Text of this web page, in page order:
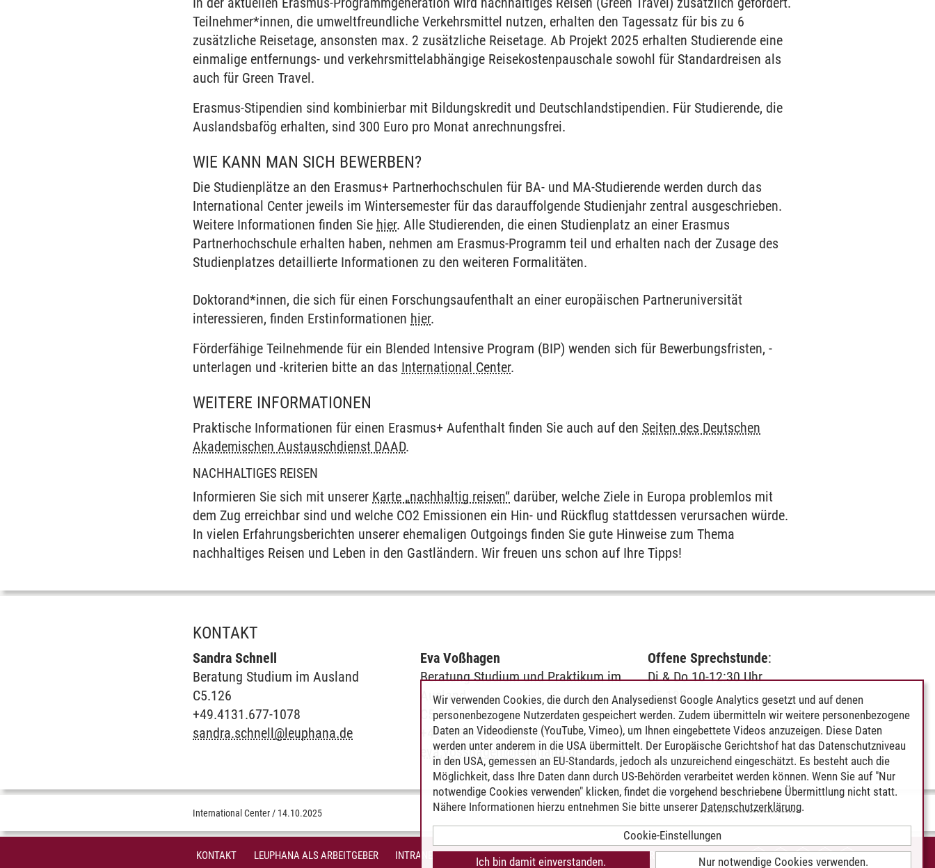
Teilnehmer*innen, die umweltfreundliche Verkehrsmittel nutzen, erhalten den Tagessatz für bis zu 6
zusätzliche Reisetage, ansonsten max. 2 zusätzliche Reisetage. Ab Projekt 2025 erhalten Studierende eine
einmalige entfernungs- und verkehrsmittelabhängige Reisekostenpauschale sowohl für Standardreisen als
auch für Green Travel.
Erasmus-Stipendien sind kombinierbar mit Bildungskredit und Deutschlandstipendien. Für Studierende, die
Auslandsbafög erhalten, sind 300 Euro pro Monat anrechnungsfrei.
WIE KANN MAN SICH BEWERBEN?
Die Studienplätze an den Erasmus+ Partnerhochschulen für BA- und MA-Studierende werden durch das
International Center jeweils im Wintersemester für das darauffolgende Studienjahr zentral ausgeschrieben.
Weitere Informationen finden Sie hier. Alle Studierenden, die einen Studienplatz an einer Erasmus
Partnerhochschule erhalten haben, nehmen am Erasmus-Programm teil und erhalten nach der Zusage des
Studienplatzes detaillierte Informationen zu den weiteren Formalitäten.
Doktorand*innen, die sich für einen Forschungsaufenthalt an einer europäischen Partneruniversität
interessieren, finden Erstinformationen hier.
Förderfähige Teilnehmende für ein Blended Intensive Program (BIP) wenden sich für Bewerbungsfristen, -
unterlagen und -kriterien bitte an das International Center.
WEITERE INFORMATIONEN
Praktische Informationen für einen Erasmus+ Aufenthalt finden Sie auch auf den Seiten des Deutschen
Akademischen Austauschdienst DAAD.
NACHHALTIGES REISEN
Informieren Sie sich mit unserer Karte „nachhaltig reisen“ darüber, welche Ziele in Europa problemlos mit
dem Zug erreichbar sind und welche CO2 Emissionen ein Hin- und Rückflug stattdessen verursachen würde.
In vielen Erfahrungsberichten unserer ehemaligen Outgoings finden Sie gute Hinweise zum Thema
nachhaltiges Reisen und Leben in den Gastländern. Wir freuen uns schon auf Ihre Tipps!
KONTAKT
Sandra Schnell
Beratung Studium im Ausland
C5.126
+49.4131.677-1078
sandra.schnell@leuphana.de
Eva Voßhagen
Beratung Studium und Praktikum im
Ausland
C5.127
+49.4131.677-1073
eva.vosshagen@leuphana.de
Offene Sprechstunde:
Di & Do 10-12:30 Uhr
C5.138
International Center / 14.10.2025
KONTAKT LEUPHANA ALS ARBEITGEBER INTRANET IMPRESSUM DATENSCHUTZ BARRIEREFREIHEIT
Wir verwenden Cookies, die durch den Analysedienst Google Analytics gesetzt und auf denen
personenbezogene Nutzerdaten gespeichert werden. Zudem übermitteln wir weitere personenbezogene
Daten an Videodienste (YouTube, Vimeo), um Ihnen eingebettete Videos anzuzeigen. Diese Daten
werden unter anderem in die USA übermittelt. Der Europäische Gerichtshof hat das Datenschutzniveau
in den USA, gemessen an EU-Standards, jedoch als unzureichend eingeschätzt. Es besteht auch die
Möglichkeit, dass Ihre Daten dann durch US-Behörden verarbeitet werden können. Wenn Sie auf "Nur
notwendige Cookies verwenden" klicken, findet die vorgehend beschriebene Übermittlung nicht statt.
Nähere Informationen hierzu entnehmen Sie bitte unserer Datenschutzerklärung.
Cookie-Einstellungen
Nur notwendige Cookies verwenden.
Ich bin damit einverstanden.